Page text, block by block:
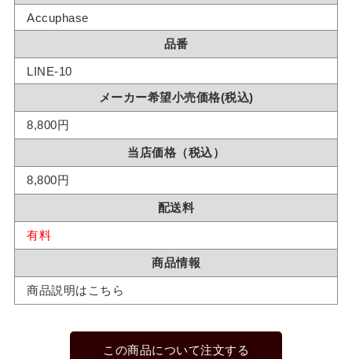
Accuphase
品番
LINE-10
メーカー希望小売価格(税込)
8,800円
当店価格（税込）
8,800円
配送料
有料
商品情報
商品説明はこちら
この商品について注文する